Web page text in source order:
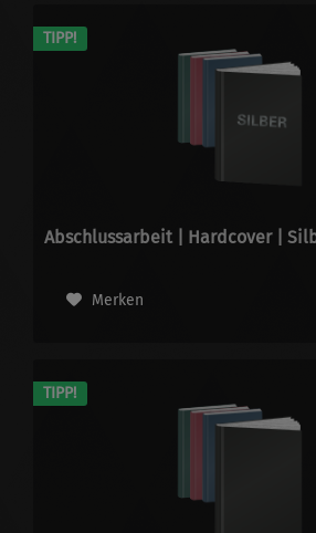
TIPP!
Abschlussarbeit | Hardcover |
Merken
TIPP!